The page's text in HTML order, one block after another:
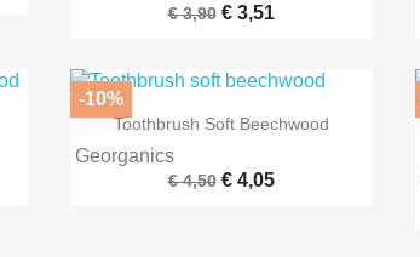
€ 3,90 € 3,51
 Snel bekijken
Toothbrush Soft Beechwood
Georganics
€ 4,50 € 4,05
-10%